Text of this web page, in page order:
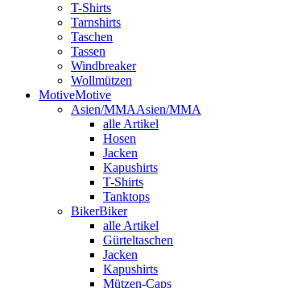
T-Shirts
Tarnshirts
Taschen
Tassen
Windbreaker
Wollmützen
MotiveMotive
Asien/MMAAsien/MMA
alle Artikel
Hosen
Jacken
Kapushirts
T-Shirts
Tanktops
BikerBiker
alle Artikel
Gürteltaschen
Jacken
Kapushirts
Mützen-Caps